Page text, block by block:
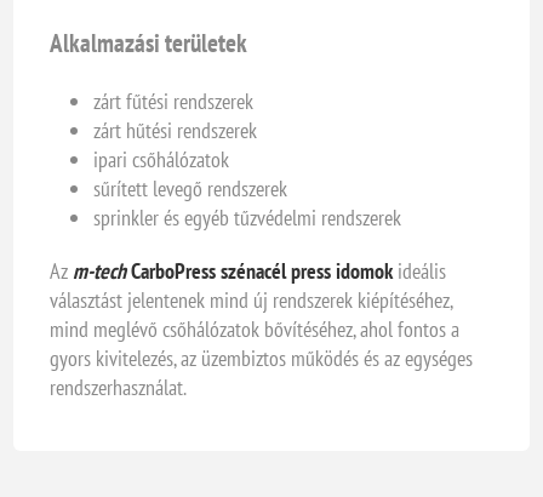
Alkalmazási területek
zárt fűtési rendszerek
zárt hűtési rendszerek
ipari csőhálózatok
sűrített levegő rendszerek
sprinkler és egyéb tűzvédelmi rendszerek
Az m-techCarboPress szénacél press idomokideális
választást jelentenek mind új rendszerek kiépítéséhez,
mind meglévő csőhálózatok bővítéséhez, ahol fontos a
gyors kivitelezés, az üzembiztos működés és az egységes
rendszerhasználat.